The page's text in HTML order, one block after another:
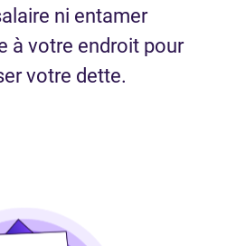
ni entamer
à votre endroit pour
votre dette.